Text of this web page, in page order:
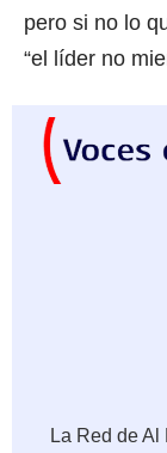
pero si no lo
“el líder no
La Red de